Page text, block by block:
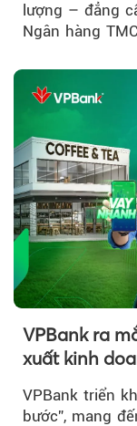
lượng – đẳng
Ngân hàng
VPBank ra
xuất kinh
VPBank triển
bước”, mang